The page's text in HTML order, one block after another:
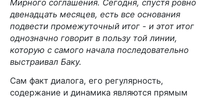
Мирного соглашения. Сегодня, спустя ровно
двенадцать месяцев, есть все основания
подвести промежуточный итог - и этот итог
однозначно говорит в пользу той линии,
которую с самого начала последовательно
выстраивал Баку.
Сам факт диалога, его регулярность,
содержание и динамика являются прямым